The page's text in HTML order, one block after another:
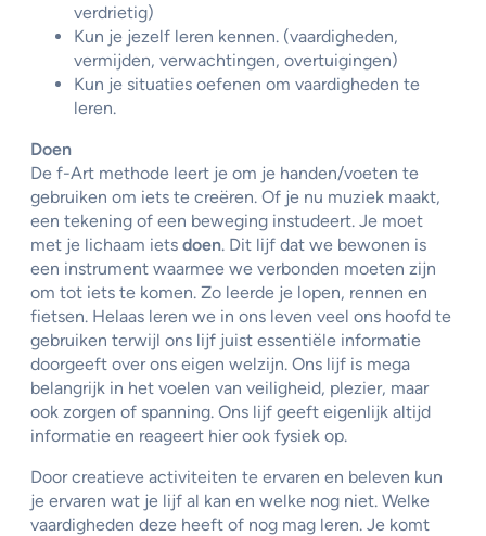
verdrietig)
Kun je jezelf leren kennen. (vaardigheden,
vermijden, verwachtingen, overtuigingen)
Kun je situaties oefenen om vaardigheden te
leren.
Doen
De f-Art methode leert je om je handen/voeten te
gebruiken om iets te creëren. Of je nu muziek maakt,
een tekening of een beweging instudeert. Je moet
met je lichaam iets doen. Dit lijf dat we bewonen is
een instrument waarmee we verbonden moeten zijn
om tot iets te komen. Zo leerde je lopen, rennen en
fietsen. Helaas leren we in ons leven veel ons hoofd te
gebruiken terwijl ons lijf juist essentiële informatie
doorgeeft over ons eigen welzijn. Ons lijf is mega
belangrijk in het voelen van veiligheid, plezier, maar
ook zorgen of spanning. Ons lijf geeft eigenlijk altijd
informatie en reageert hier ook fysiek op.
Door creatieve activiteiten te ervaren en beleven kun
je ervaren wat je lijf al kan en welke nog niet. Welke
vaardigheden deze heeft of nog mag leren. Je komt